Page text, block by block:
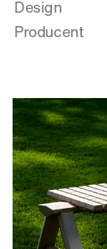
om
NET
Design
Producent